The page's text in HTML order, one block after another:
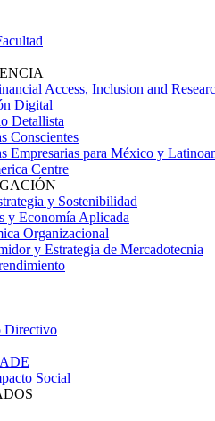
Access, Inclusion and
Digital
Detallista
Conscientes
Empresarias para México y
Centre
y Sostenibilidad
y Economía Aplicada
Organizacional
y Estrategia de Mercadotecnia
Directivo
Social